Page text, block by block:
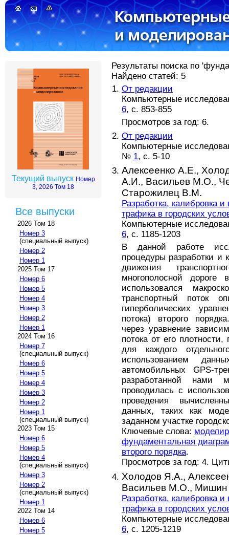
Текущий выпуск Номер
3, 2026 Том 18
Все выпуски
2026 Том 18
Номер 3
(специальный выпуск)
Номер 2
Номер 1
2025 Том 17
Номер 6
Номер 5
Номер 4
Номер 3
Номер 2
Номер 1
2024 Том 16
Номер 7
(специальный выпуск)
Номер 6
Номер 5
Номер 4
Номер 3
Номер 2
Номер 1
(специальный выпуск)
2023 Том 15
Номер 6
Номер 5
Номер 4
(специальный выпуск)
Номер 3
Номер 2
(специальный выпуск)
Номер 1
2022 Том 14
Номер 6
Номер 5
Результаты поиска по
Найдено статей: 5
От редакции
Компьютерные
6, с. 853-855
Просмотров за год: 6.
От редакции
Компьютерные
№ 1, с. 5-10
Алексеенко А.Е.,
А.И., Васильев М.О.,
Старожилец В.М.
Разработка, калибровка
трафика в городских
Компьютерные
6, с. 1185-1203
В данной работе
процедуры разработки и
движения
многополосной
использовался
транспортный поток
гиперболических
потока) второго
через уравнение
потока от его
для каждого
использованием
автомобильных GPS-
разработанной нами
проводилась с
проведения
данных, таких как
заданном участке
Ключевые слова:
фундаментальная
второго порядка.
Просмотров за год: 4.
Холодов Я.А.,
Васильев М.О., Мишин
Разработка, калибровка
трафика в городских
Компьютерные
6, с. 1205-1219